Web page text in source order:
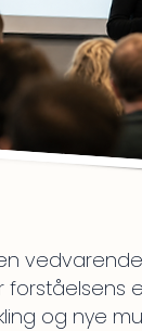
og nye